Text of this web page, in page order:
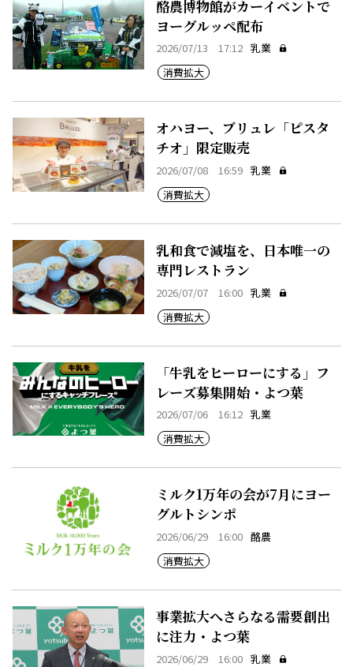
酪農博物館がカーイベントで
ヨーグルッペ配布
2026/07/13 17:12 乳業
消費拡大
オハヨー、ブリュレ「ピスタ
チオ」限定販売
2026/07/08 16:59 乳業
消費拡大
乳和食で減塩を、日本唯一の
専門レストラン
2026/07/07 16:00 乳業
消費拡大
「牛乳をヒーローにする」フ
レーズ募集開始・よつ葉
2026/07/06 16:12 乳業
消費拡大
ミルク1万年の会が7月にヨー
グルトシンポ
2026/06/29 16:00 酪農
消費拡大
事業拡大へさらなる需要創出
に注力・よつ葉
2026/06/29 16:00 乳業